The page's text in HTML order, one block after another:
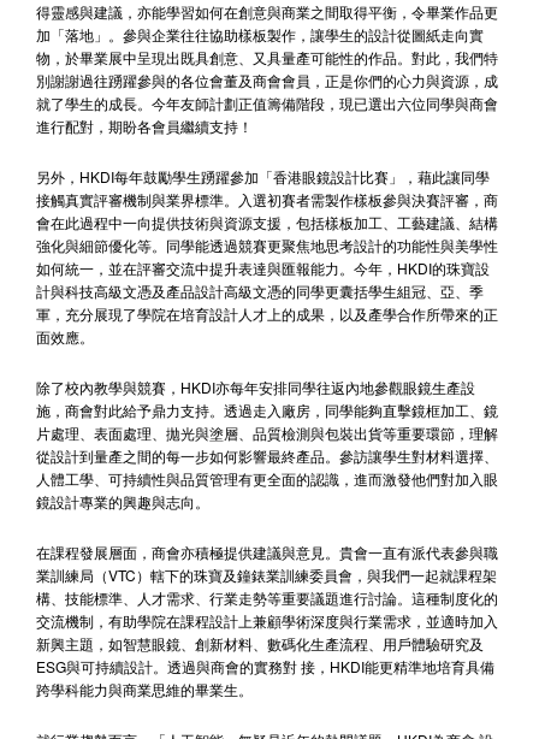
得靈感與建議，亦能學習如何在創意與商業之間取得平衡，令畢業作品更
加「落地」。參與企業往往協助樣板製作，讓學生的設計從圖紙走向實
物，於畢業展中呈現出既具創意、又具量產可能性的作品。對此，我們特
別謝謝過往踴躍參與的各位會董及商會會員，正是你們的心力與資源，成
就了學生的成長。今年友師計劃正值籌備階段，現已選出六位同學與商會
進行配對，期盼各會員繼續支持！
另外，HKDI每年鼓勵學生踴躍參加「香港眼鏡設計比賽」，藉此讓同學
接觸真實評審機制與業界標準。入選初賽者需製作樣板參與決賽評審，商
會在此過程中一向提供技術與資源支援，包括樣板加工、工藝建議、結構
強化與細節優化等。同學能透過競賽更聚焦地思考設計的功能性與美學性
如何統一，並在評審交流中提升表達與匯報能力。今年，HKDI的珠寶設
計與科技高級文憑及產品設計高級文憑的同學更囊括學生組冠、亞、季
軍，充分展現了學院在培育設計人才上的成果，以及產學合作所帶來的正
面效應。
除了校內教學與競賽，HKDI亦每年安排同學往返內地參觀眼鏡生產設
施，商會對此給予鼎力支持。透過走入廠房，同學能夠直擊鏡框加工、鏡
片處理、表面處理、拋光與塗層、品質檢測與包裝出貨等重要環節，理解
從設計到量產之間的每一步如何影響最終產品。參訪讓學生對材料選擇、
人體工學、可持續性與品質管理有更全面的認識，進而激發他們對加入眼
鏡設計專業的興趣與志向。
在課程發展層面，商會亦積極提供建議與意見。貴會一直有派代表參與職
業訓練局（VTC）轄下的珠寶及鐘錶業訓練委員會，與我們一起就課程架
構、技能標準、人才需求、行業走勢等重要議題進行討論。這種制度化的
交流機制，有助學院在課程設計上兼顧學術深度與行業需求，並適時加入
新興主題，如智慧眼鏡、創新材料、數碼化生產流程、用戶體驗研究及
ESG與可持續設計。透過與商會的實務對 接，HKDI能更精準地培育具備
跨學科能力與商業思維的畢業生。